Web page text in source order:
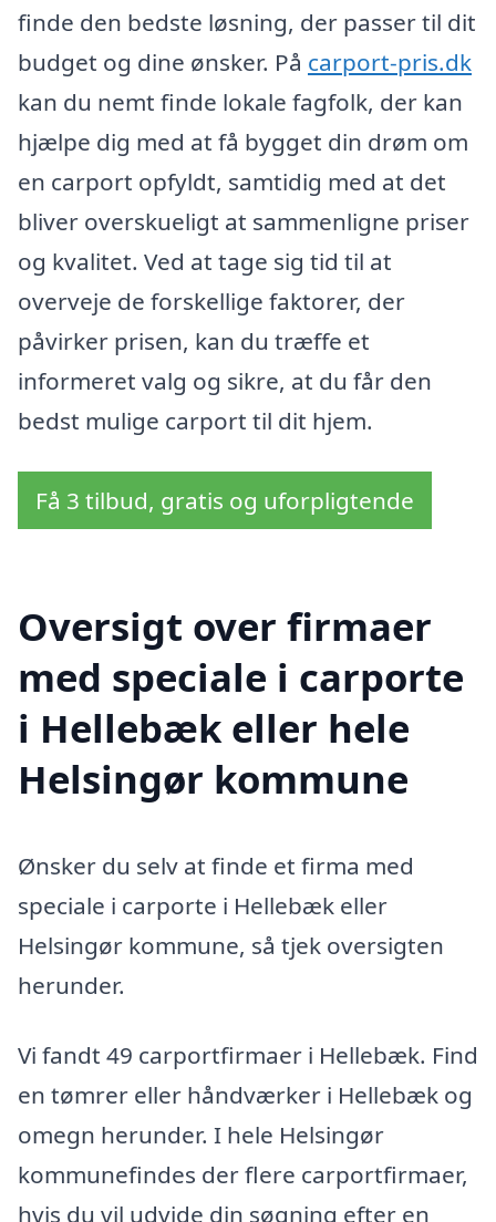
finde den bedste løsning, der passer til dit
budget og dine ønsker. På carport-pris.dk
kan du nemt finde lokale fagfolk, der kan
hjælpe dig med at få bygget din drøm om
en carport opfyldt, samtidig med at det
bliver overskueligt at sammenligne priser
og kvalitet. Ved at tage sig tid til at
overveje de forskellige faktorer, der
påvirker prisen, kan du træffe et
informeret valg og sikre, at du får den
bedst mulige carport til dit hjem.
Få 3 tilbud, gratis og uforpligtende
Oversigt over firmaer
med speciale i carporte
i Hellebæk eller hele
Helsingør kommune
Ønsker du selv at finde et firma med
speciale i carporte i Hellebæk eller
Helsingør kommune, så tjek oversigten
herunder.
Vi fandt 49 carportfirmaer i Hellebæk. Find
en tømrer eller håndværker i Hellebæk og
omegn herunder. I hele Helsingør
kommunefindes der flere carportfirmaer,
hvis du vil udvide din søgning efter en